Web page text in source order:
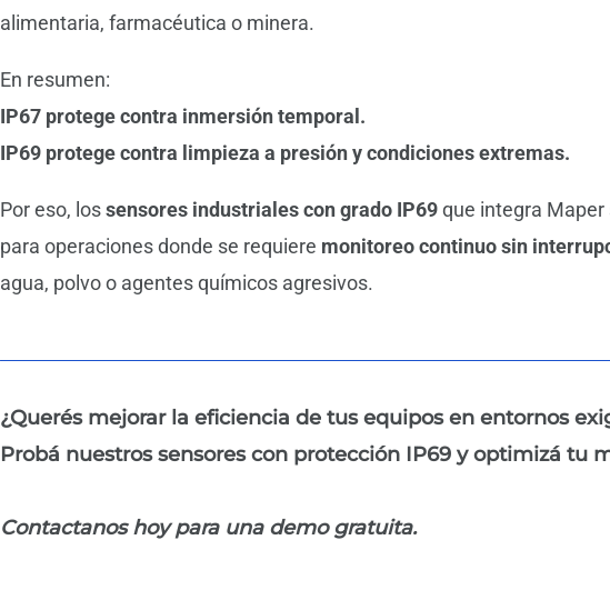
alimentaria, farmacéutica o minera.
En resumen:
IP67 protege contra inmersión temporal.
IP69 protege contra limpieza a presión y condiciones extremas.
Por eso, lossensores industriales con grado IP69que integra Maper
para operaciones donde se requiere monitoreo continuo sin
agua, polvo o agentes químicos agresivos.
¿Querés mejorar la eficiencia de tus equipos en entornos
Probá nuestros sensores con protección IP69 y optimizá tu
Contactanos hoy para una demo gratuita.